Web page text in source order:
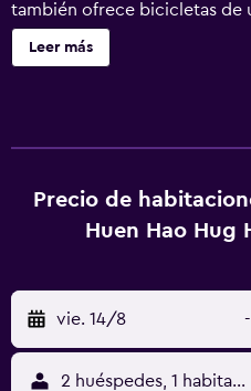
también ofrece bicicletas de
los alrededores. En el hostal
tiene aire acondicionado,
y el alojamiento ofrece
ir o volver del aeropuerto.
Leer más
Precio de
Huen Hao Hug
vie. 14/8 -
2 huéspedes, 1